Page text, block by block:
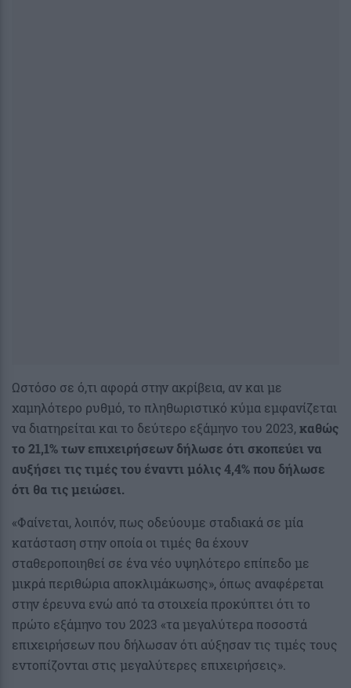
Ωστόσο σε ό,τι αφορά στην ακρίβεια, αν και με
χαμηλότερο ρυθμό, το πληθωριστικό κύμα εμφανίζεται
να διατηρείται και το δεύτερο εξάμηνο του 2023,καθώς
το 21,1% των επιχειρήσεων δήλωσε ότι σκοπεύει να
αυξήσει τις τιμές του έναντι μόλις 4,4% που δήλωσε
ότι θα τις μειώσει.
«Φαίνεται, λοιπόν, πως οδεύουμε σταδιακά σε μία
κατάσταση στην οποία οι τιμές θα έχουν
σταθεροποιηθεί σε ένα νέο υψηλότερο επίπεδο με
μικρά περιθώρια αποκλιμάκωσης», όπως αναφέρεται
στην έρευνα ενώ από τα στοιχεία προκύπτει ότι το
πρώτο εξάμηνο του 2023 «τα μεγαλύτερα ποσοστά
επιχειρήσεων που δήλωσαν ότι αύξησαν τις τιμές τους
εντοπίζονται στις μεγαλύτερες επιχειρήσεις».